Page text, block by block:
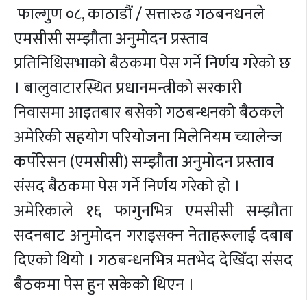
फाल्गुण ०८,काठाडौं / सत्तारुढ गठबनधनले
एमसीसी सम्झौता अनुमोदन प्रस्ताव
प्रतिनिधिसभाको बैठकमा पेस गर्ने निर्णय गरेको छ
। बालुवाटारस्थित प्रधानमन्त्रीको सरकारी
निवासमा आइतबार बसेको गठबन्धनको बैठकले
अमेरिकी सहयोग परियोजना मिलेनियम च्यालेन्ज
कर्पोरेसन (एमसीसी) सम्झौता अनुमोदन प्रस्ताव
संसद बैठकमा पेस गर्ने निर्णय गरेको हो ।
अमेरिकाले १६ फागुनभित्र एमसीसी सम्झौता
सदनबाट अनुमोदन गराइसक्न नेताहरूलाई दबाब
दिएको थियो । गठबन्धनभित्र मतभेद देखिँदा संसद
बैठकमा पेस हुन सकेको थिएन ।